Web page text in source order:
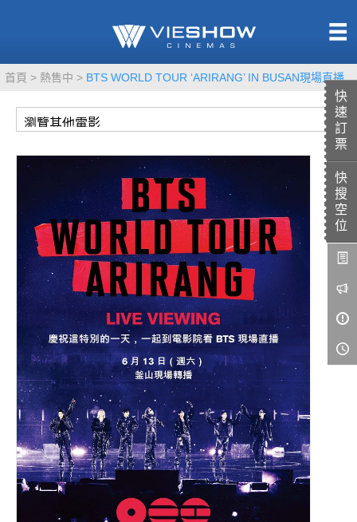
快
速
訂
票
快
搜
空
位
首頁 熱售中 BTS WORLD TOUR ‘ARIRANG’ IN BUSAN現場直播
熱售中
TITAN SCREEN
MUCROWN
IMAX
4DX
VR 演唱會
GOLD CLASS
AD口述影像
LIVE演唱會
影城餐飲
UNICORN
影城公告
影城活動
中獎名單
合作夥伴